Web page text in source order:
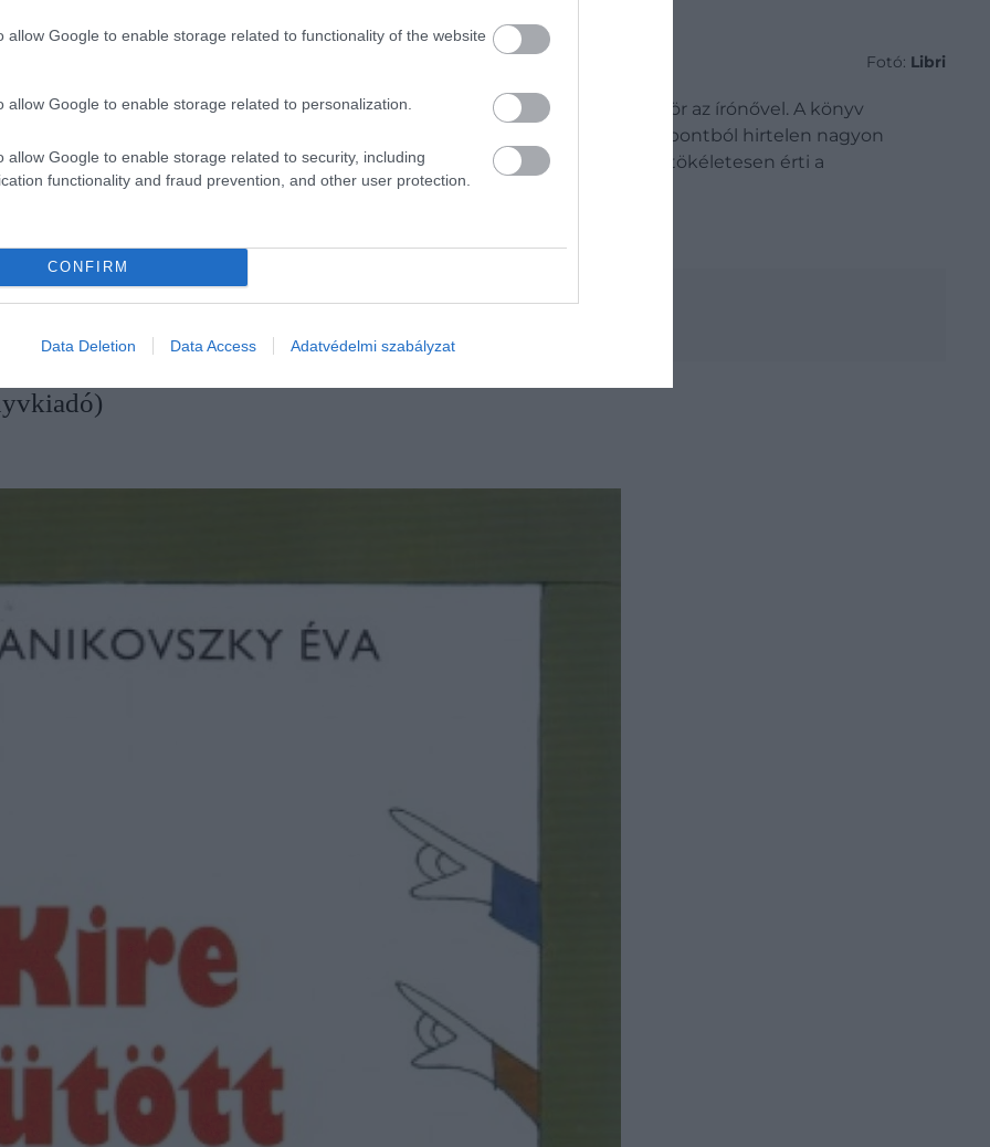
allow Google to enable storage related to functionality of the website
allow Google to enable storage related to personalization.
allow Google to enable storage related to security, including
functionality and fraud prevention, and other user protection.
CONFIRM
Data Deletion Data Access Adatvédelmi szabályzat
Fotó: Libri
kötet, és jó belépési pont azoknak is, akik most találkoznak először az írónővel. A könyv
mit csinálna másként, ha a felnőttek bőrébe bújhatna.
Ebből a nézőpontból hirtelen nagyon
sőt időnként nevetségessé. A kötet humorát az adja, hogy
tökéletesen érti a
tűnik, mint az, ahogyan az idősebbek viselkednek.
az irodalomrajongóknak